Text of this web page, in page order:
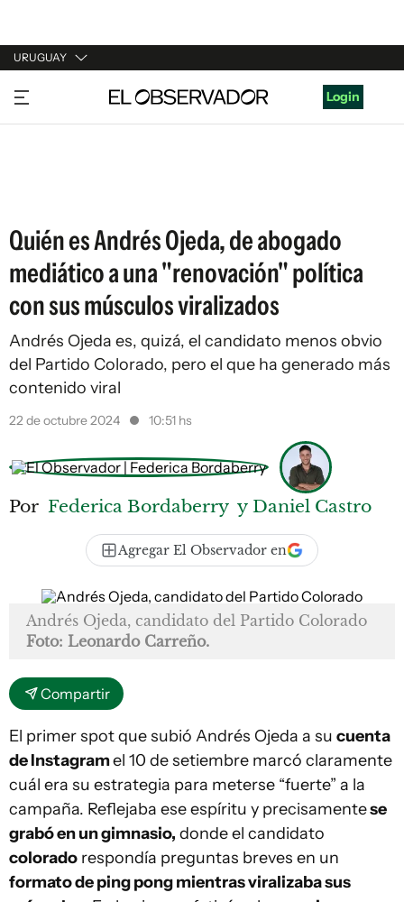
URUGUAY
URUGUAY
ARGENTINA
Login
Quién es Andrés Ojeda, de abogado
mediático a una "renovación" política
con sus músculos viralizados
Andrés Ojeda es, quizá, el candidato menos obvio
del Partido Colorado, pero el que ha generado más
contenido viral
22 de octubre 2024 10:51 hs
Por Federica Bordaberry y Daniel Castro
Agregar El Observador en
Andrés Ojeda, candidato del Partido Colorado
Foto: Leonardo Carreño.
Compartir
El primer spot que subió Andrés Ojeda a su cuenta
de Instagramel 10 de setiembre marcó claramente
cuál era su estrategia para meterse “fuerte” a la
campaña. Reflejaba ese espíritu y precisamentese
grabó en un gimnasio, donde el candidato
colorado respondía preguntas breves en un
formato de ping pong mientras viralizaba sus